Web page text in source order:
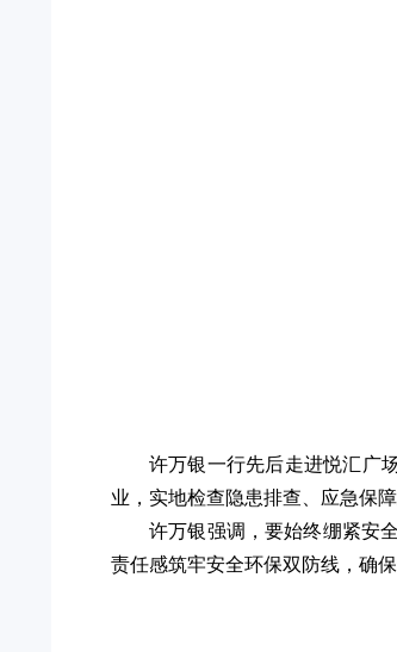
许万银一行先后走进悦汇广
业，实地检查隐患排查、应急保
许万银强调，要始终绷紧安
责任感筑牢安全环保双防线，确